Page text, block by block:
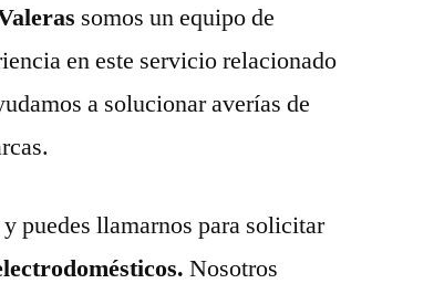
somos un equipo de
en este servicio relacionado
a solucionar averías de
puedes llamarnos para solicitar
Nosotros